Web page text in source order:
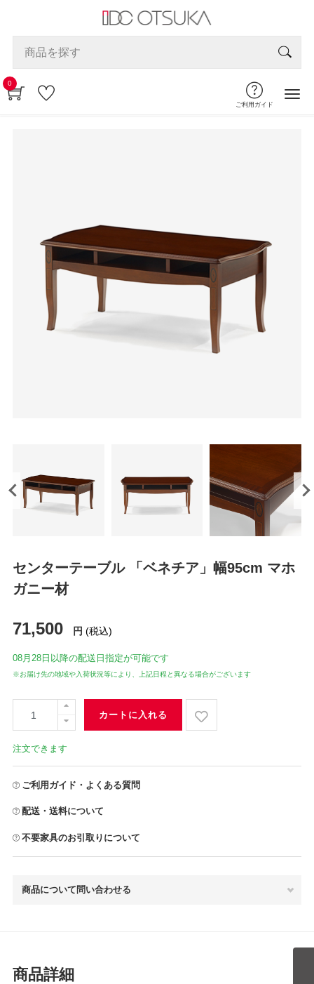
0
ご利用ガイド
センターテーブル 「ベネチア」幅95cm マホ
ガニー材
71,500 円 (税込)
08月28日 以降の配送日指定が可能です
※お届け先の地域や入荷状況等により、上記日程と異なる場合がございます
カートに入れる
注文できます
ご利用ガイド・よくある質問
配送・送料について
不要家具のお引取りについて
商品について問い合わせる
商品詳細